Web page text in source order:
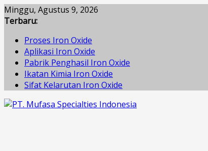
Skip
to
Minggu, Agustus 9, 2026
Terbaru:
Proses Iron Oxide
Aplikasi Iron Oxide
Pabrik Penghasil Iron Oxide
Ikatan Kimia Iron Oxide
Sifat Kelarutan Iron Oxide